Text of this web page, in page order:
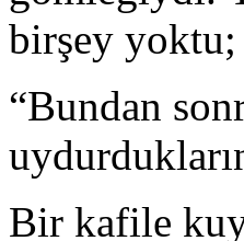
birşey yoktu;
“Bundan
Bir kafile